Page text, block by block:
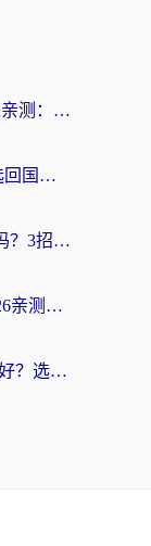
Mac翻墙回国免费？2026海外华人亲测：从CCTV5直播到国内APP，这样选加速器才靠谱
Proton VPN中国能用吗？海外党选回国加速器的避坑指南（附番茄加速器实测）
海外党必看：斧牛和Fly2CN好用吗？3招教你选对回国加速器（附免费试用攻略）
斧牛和OurPlay哪个好？海外党2026亲测：选对加速器，国内资源秒加载
海外党纠结Quickback和Kuyo哪个好？选对回国加速器才能无缝刷国内资源